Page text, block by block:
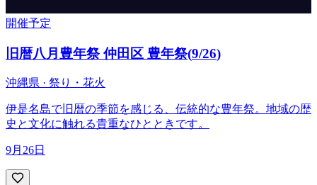
開催予定
旧暦八月豊年祭 仲田区 豊年祭(9/26)
沖縄県 · 祭り・花火
伊是名島で旧暦の季節を感じる、伝統的な豊年祭。地域の歴
史と文化に触れる貴重なひとときです。
9月26日